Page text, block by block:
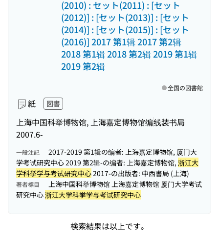
(2010) : セット(2011) : [セット
(2012)] : [セット(2013)] : [セット
(2014)] : [セット(2015)] : [セット
(2016)] 2017 第1辑 2017 第2辑
2018 第1辑 2018 第2辑 2019 第1辑
2019 第2辑
紙 図書
上海中国科举博物馆, 上海嘉定博物馆编线装书局
2007.6-
全国の図書館
一般注記
2017-2019 第1辑の编者: 上海嘉定博物馆, 厦门大
学考试研究中心 2019 第2辑-の编者: 上海嘉定博物馆, 浙江大
学科挙学与考试研究中心2017-の出版者: 中西書局 (上海)
著者標目
上海中国科举博物馆 上海嘉定博物馆 厦门大学考试
研究中心浙江大学科挙学与考试研究中心
検索結果は以上です。